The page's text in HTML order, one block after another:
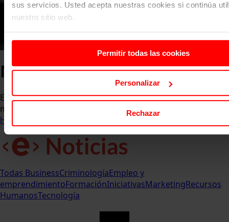
sus servicios. Usted acepta nuestras cookies si continúa
nuestro sitio web.
Permitir todas las cookies
Personalizar
Rechazar
Noticias ESERP
Entérate de las últimas novedades, eventos y logros que
marcan el pulso de la comunidad ESERP.
Home
Todas BusinessCriminologíaEmpleo y
emprendimientoFormaciónIniciativasMarketingRecursos
HumanosTecnología